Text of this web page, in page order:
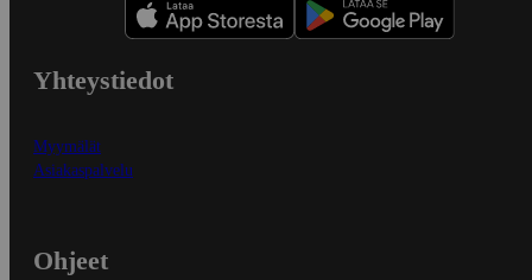
Yhteystiedot
Myymälät
Asiakaspalvelu
Ohjeet